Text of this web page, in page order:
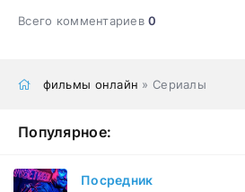
Всего комментариев0
фильмы онлайн » Сериалы
Популярное:
Посредник